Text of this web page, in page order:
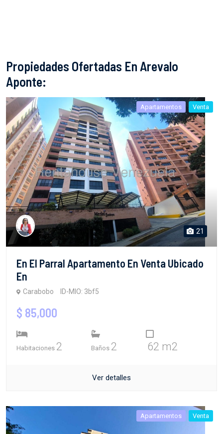
Propiedades Ofertadas En Arevalo
Aponte:
Apartamentos Venta
21
En El Parral Apartamento En Venta Ubicado
En
Carabobo ID-MIO: 3bf5
$ 85,000
Habitaciones 2 Baños 2 62 m2
Ver detalles
Apartamentos Venta